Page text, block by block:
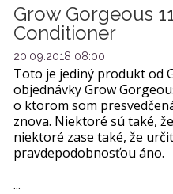
Grow Gorgeous
Conditioner
20.09.2018 08:00
Toto je jediný produkt od
objednávky Grow
o ktorom som
znova. Niektoré sú také,
niektoré zase také, že
pravdepodobnosťou áno.
...